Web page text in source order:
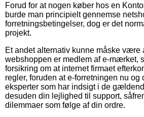
Forud for at nogen køber hos en
burde man principielt gennemse
forretningsbetingelser, dog er det
projekt.
Et andet alternativ kunne måske være
webshoppen er medlem af e-mærket,
forsikring om at internet firmaet
regler, foruden at e-forretningen nu og
eksperter som har indsigt i de
desuden din lejlighed til support,
dilemmaer som følge af din ordre.